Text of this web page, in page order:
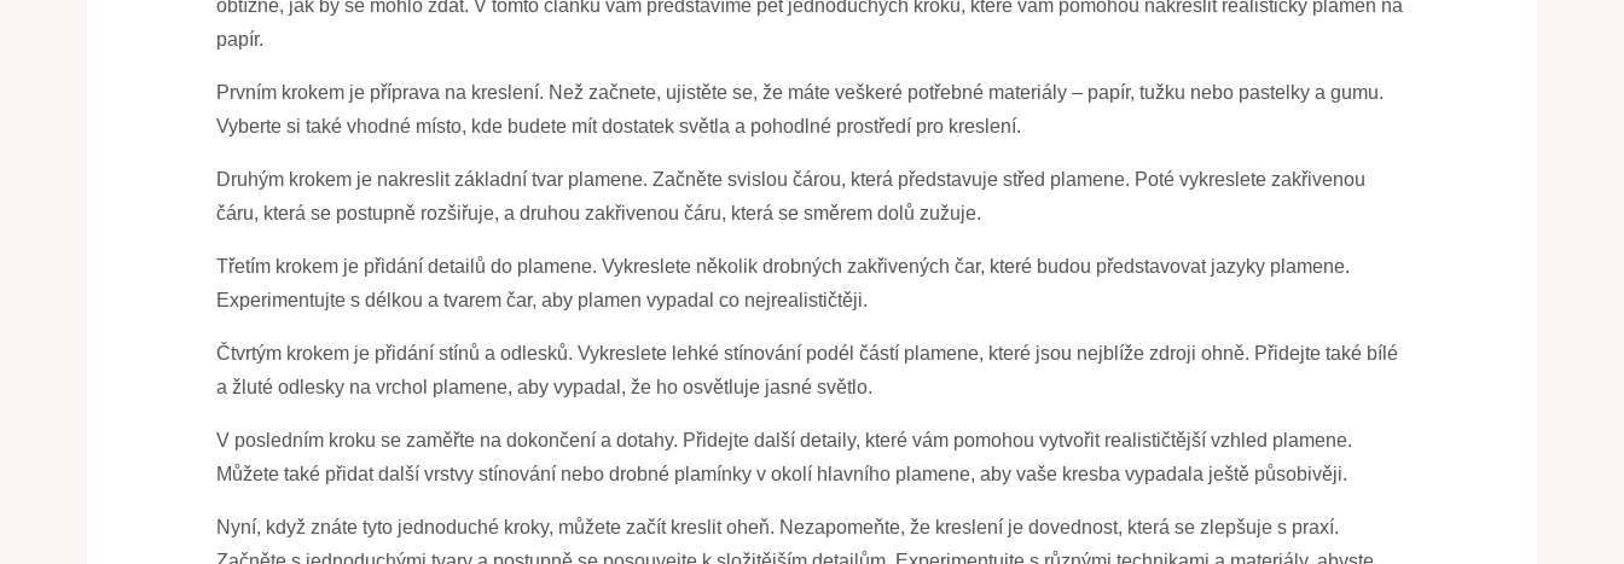
obtížné, jak by se mohlo zdát. V tomto článku vám představíme pět jednoduchých kroků, které vám pomohou nakreslit realistický plamen na
papír.
Prvním krokem je příprava na kreslení. Než začnete, ujistěte se, že máte veškeré potřebné materiály – papír, tužku nebo pastelky a gumu.
Vyberte si také vhodné místo, kde budete mít dostatek světla a pohodlné prostředí pro kreslení.
Druhým krokem je nakreslit základní tvar plamene. Začněte svislou čárou, která představuje střed plamene. Poté vykreslete zakřivenou
čáru, která se postupně rozšiřuje, a druhou zakřivenou čáru, která se směrem dolů zužuje.
Třetím krokem je přidání detailů do plamene. Vykreslete několik drobných zakřivených čar, které budou představovat jazyky plamene.
Experimentujte s délkou a tvarem čar, aby plamen vypadal co nejrealističtěji.
Čtvrtým krokem je přidání stínů a odlesků. Vykreslete lehké stínování podél částí plamene, které jsou nejblíže zdroji ohně. Přidejte také bílé
a žluté odlesky na vrchol plamene, aby vypadal, že ho osvětluje jasné světlo.
V posledním kroku se zaměřte na dokončení a dotahy. Přidejte další detaily, které vám pomohou vytvořit realističtější vzhled plamene.
Můžete také přidat další vrstvy stínování nebo drobné plamínky v okolí hlavního plamene, aby vaše kresba vypadala ještě působivěji.
Nyní, když znáte tyto jednoduché kroky, můžete začít kreslit oheň. Nezapomeňte, že kreslení je dovednost, která se zlepšuje s praxí.